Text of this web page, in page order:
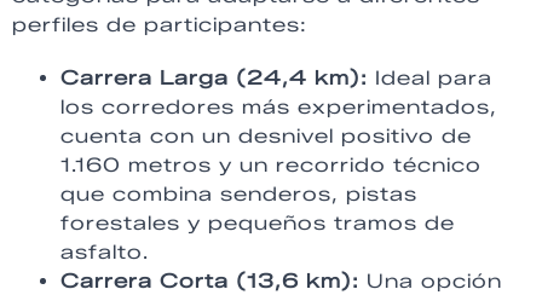
perfiles de participantes:
Carrera Larga (24,4 km): Ideal para
los corredores más experimentados,
cuenta con un desnivel positivo de
1.160 metros y un recorrido técnico
que combina senderos, pistas
forestales y pequeños tramos de
asfalto.
Carrera Corta (13,6 km): Una opción